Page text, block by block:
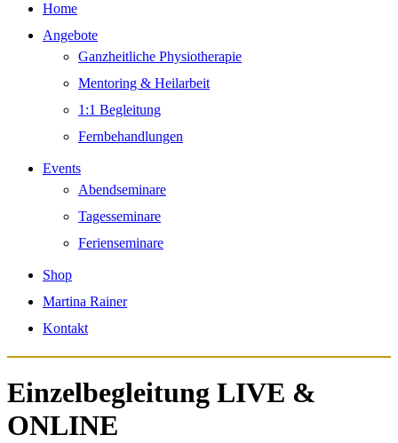
Home
Angebote
Ganzheitliche Physiotherapie
Mentoring & Heilarbeit
1:1 Begleitung
Fernbehandlungen
Events
Abendseminare
Tagesseminare
Ferienseminare
Shop
Martina Rainer
Kontakt
Einzelbegleitung LIVE &
ONLINE